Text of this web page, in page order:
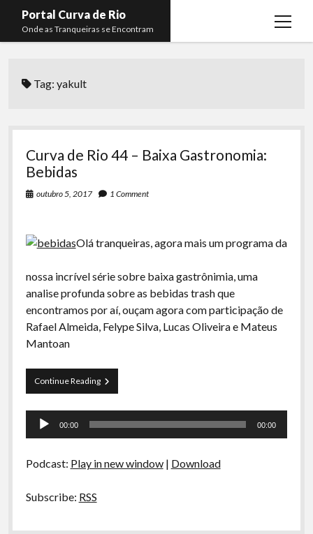
Portal Curva de Rio
Onde as Tranqueiras se Encontram
open
menu
Curva de Rio
Komos
La Siesta Podcast
Rachão na Beira do RIo
Papo Tranqueira
A Ripa É a Lei
Especiais
Preliminares
Membros
Lucas Oliveira
Kaique Xavier
Rafael Almeida
Tag:yakult
Curva de Rio 44 – Baixa Gastronomia:
Bebidas
outubro 5, 2017 1 Comment
Olá tranqueiras, agora mais um programa da
nossa incrível série sobre baixa gastrônimia, uma
analise profunda sobre as bebidas trash que
encontramos por aí, ouçam agora com participação de
Rafael Almeida, Felype Silva, Lucas Oliveira e Mateus
Mantoan
Continue ReadingCurva
de
–
Bebidas
Tocador
00:00 00:00
Podcast: Play in new window| Download
Subscribe: RSS